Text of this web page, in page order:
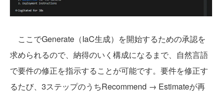
ここでGenerate（IaC生成）を開始するための承認を
求められるので、納得のいく構成になるまで、自然言語
で要件の修正を指示することが可能です。要件を修正す
るたび、3ステップのうちRecommend → Estimateが再